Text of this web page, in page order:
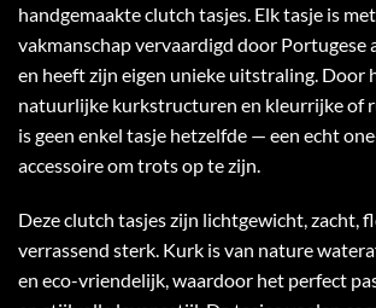
handgemaakte clutch tasjes. Elk tasje is
vakmanschap vervaardigd door Portugese
en heeft zijn eigen unieke uitstraling. Door
natuurlijke kurkstructuren en kleurrijke of
is geen enkel tasje hetzelfde — een echt
accessoire om trots op te zijn.
Deze clutch tasjes zijn lichtgewicht, zacht,
verrassend sterk. Kurk is van nature
en eco-vriendelijk, waardoor het perfect